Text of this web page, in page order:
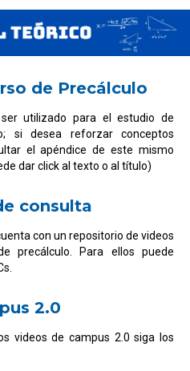
de Precálculo
utilizado para el estudio de
si desea reforzar conceptos
el apéndice de este mismo
dar click al texto o al título)
consulta
con un repositorio de videos
precálculo. Para ellos puede
2.0
videos de campus 2.0 siga los